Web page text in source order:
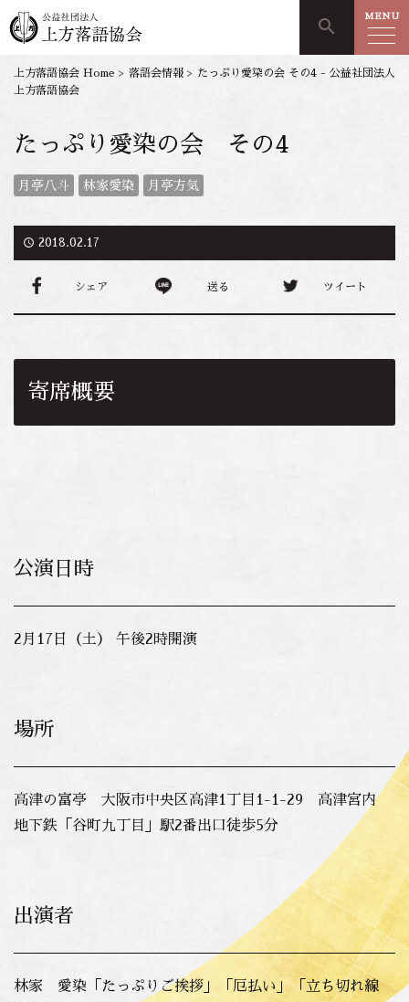
search MENU
上方落語協会 Home > 落語会情報 > たっぷり愛染の会 その4 - 公益社団法人
上方落語協会
たっぷり愛染の会 その4
月亭八斗 林家愛染 月亭方気
access_time 2018.02.17
シェア 送る ツイート
寄席概要
公演日時
2月17日（土） 午後2時開演
場所
高津の富亭 大阪市中央区高津1丁目1-1-29 高津宮内
地下鉄「谷町九丁目」駅2番出口徒歩5分
出演者
林家 愛染「たっぷりご挨拶」「厄払い」「立ち切れ線